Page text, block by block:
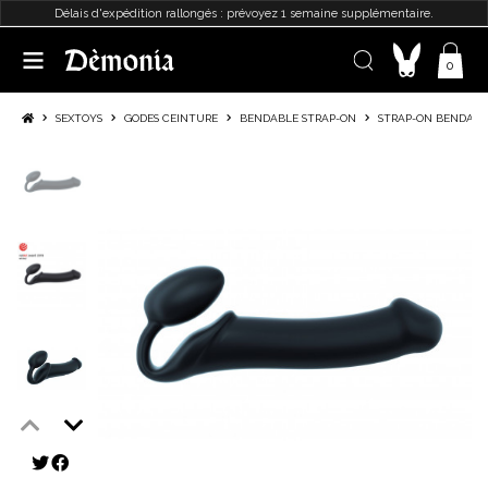
Délais d'expédition rallongés : prévoyez 1 semaine supplémentaire.
0
SEXTOYS GODES CEINTURE BENDABLE STRAP-ON STRAP-ON